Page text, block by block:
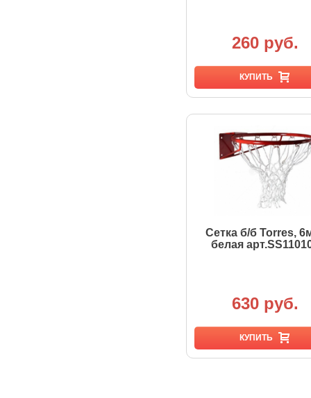
260 руб.
КУПИТЬ
Сетка б/б Torres,
белая
630 руб.
КУПИТЬ